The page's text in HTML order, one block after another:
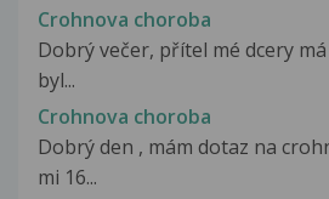
Crohnova choroba
Dobrý večer, přítel mé dcery
byl...
Crohnova choroba
Dobrý den , mám dotaz na
mi 16...